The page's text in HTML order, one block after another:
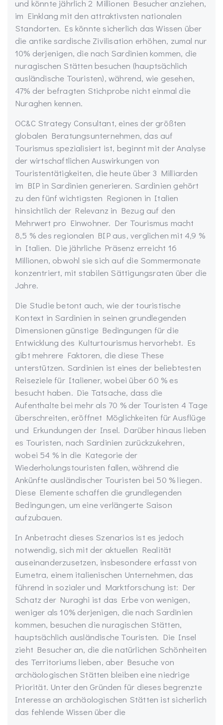
und könnte jährlich 2 Millionen Besucher anziehen,
im Einklang mit den attraktivsten nationalen
Standorten. Es könnte sicherlich das Wissen über
die antike sardische Zivilisation erhöhen, zumal nur
10% derjenigen, die nach Sardinien kommen, die
nuragischen Stätten besuchen (hauptsächlich
ausländische Touristen), während, wie gesehen,
47% der befragten Stichprobe nicht einmal die
Nuraghen kennen.
OC&C Strategy Consultant, eines der größten
globalen Beratungsunternehmen, das auf
Tourismus spezialisiert ist, beginnt mit der Analyse
der wirtschaftlichen Auswirkungen von
Touristentätigkeiten, die heute über 3 Milliarden
im BIP in Sardinien generieren. Sardinien gehört
zu den fünf wichtigsten Regionen in Italien
hinsichtlich der Relevanz in Bezug auf den
Mehrwert pro Einwohner. Der Tourismus macht
8,5 % des regionalen BIP aus, verglichen mit 4,9 %
in Italien. Die jährliche Präsenz erreicht 16
Millionen, obwohl sie sich auf die Sommermonate
konzentriert, mit stabilen Sättigungsraten über die
Jahre.
Die Studie betont auch, wie der touristische
Kontext in Sardinien in seinen grundlegenden
Dimensionen günstige Bedingungen für die
Entwicklung des Kulturtourismus hervorhebt. Es
gibt mehrere Faktoren, die diese These
unterstützen. Sardinien ist eines der beliebtesten
Reiseziele für Italiener, wobei über 60 % es
besucht haben. Die Tatsache, dass die
Aufenthalte bei mehr als 70 % der Touristen 4 Tage
überschreiten, eröffnet Möglichkeiten für Ausflüge
und Erkundungen der Insel. Darüber hinaus lieben
es Touristen, nach Sardinien zurückzukehren,
wobei 54 % in die Kategorie der
Wiederholungstouristen fallen, während die
Ankünfte ausländischer Touristen bei 50 % liegen.
Diese Elemente schaffen die grundlegenden
Bedingungen, um eine verlängerte Saison
aufzubauen.
In Anbetracht dieses Szenarios ist es jedoch
notwendig, sich mit der aktuellen Realität
auseinanderzusetzen, insbesondere erfasst von
Eumetra, einem italienischen Unternehmen, das
führend in sozialer und Marktforschung ist: Der
Schatz der Nuraghi ist das Erbe von wenigen,
weniger als 10% derjenigen, die nach Sardinien
kommen, besuchen die nuragischen Stätten,
hauptsächlich ausländische Touristen. Die Insel
zieht Besucher an, die die natürlichen Schönheiten
des Territoriums lieben, aber Besuche von
archäologischen Stätten bleiben eine niedrige
Priorität. Unter den Gründen für dieses begrenzte
Interesse an archäologischen Stätten ist sicherlich
das fehlende Wissen über die